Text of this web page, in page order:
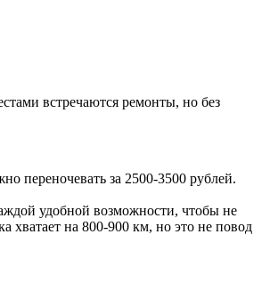
встречаются ремонты, но без
переночевать за 2500-3500 рублей.
удобной возможности, чтобы не
хватает на 800-900 км, но это не повод